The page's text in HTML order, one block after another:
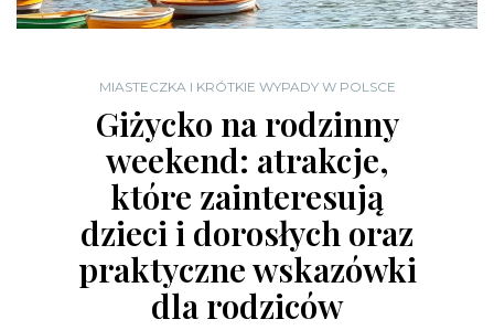
MIASTECZKA I KRÓTKIE WYPADY W POLSCE
Giżycko na rodzinny
weekend: atrakcje,
które zainteresują
dzieci i dorosłych oraz
praktyczne wskazówki
dla rodziców